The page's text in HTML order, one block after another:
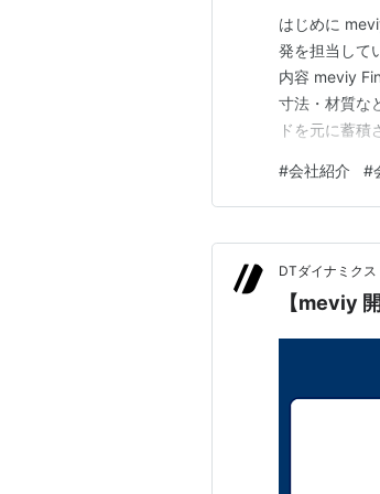
はじめに
発を担当して
内容 meviy
寸法・材質な
ドを元に蓄
化を実現して
#会社紹介 #
DTダイナミク
【meviy